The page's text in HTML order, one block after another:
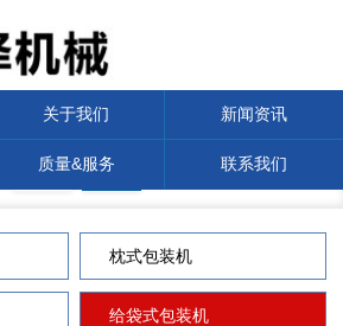
关于我们 新闻资讯
质量&服务 联系我们
枕式包装机
给袋式包装机